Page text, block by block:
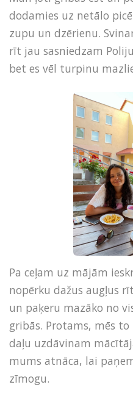
dodamies uz netālo
zupu un dzērienu.
rīt jau sasniedzam
bet es vēl turpinu
Pa ceļam uz mājām
nopērku dažus augļus
un paķeru mazāko no
gribās. Protams, mēs
daļu uzdāvinam
mums atnāca, lai
zīmogu.